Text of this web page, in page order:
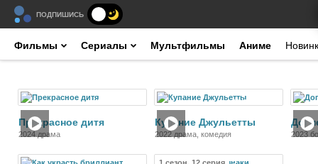
ПОДПИШИСЬ
Фильмы Сериалы Мультфильмы Аниме
Фильм
Прекрасное дитя
2024 драма
Фильм
Купание Джульетты
2022 драма, комедия 2023